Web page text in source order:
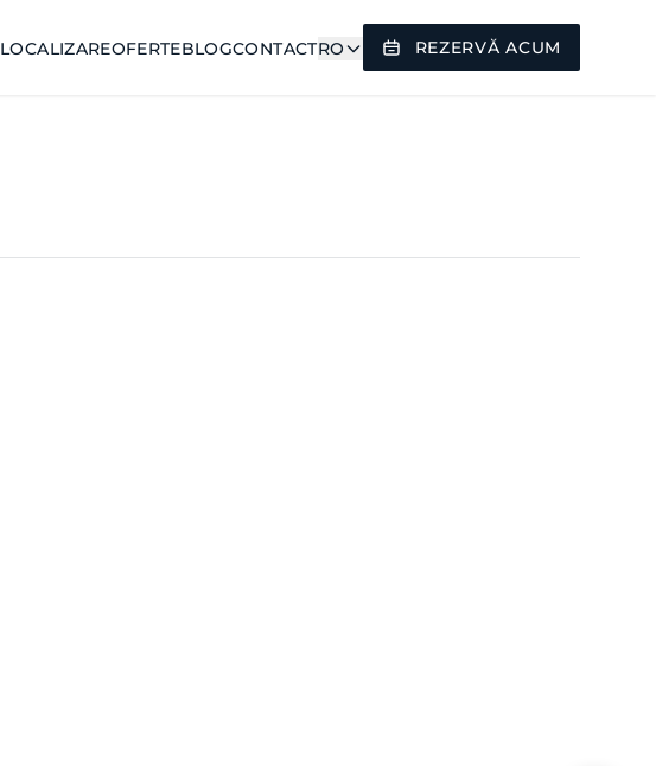
LOCALIZAREOFERTEBLOGCONTACTRO REZERVĂ ACUM